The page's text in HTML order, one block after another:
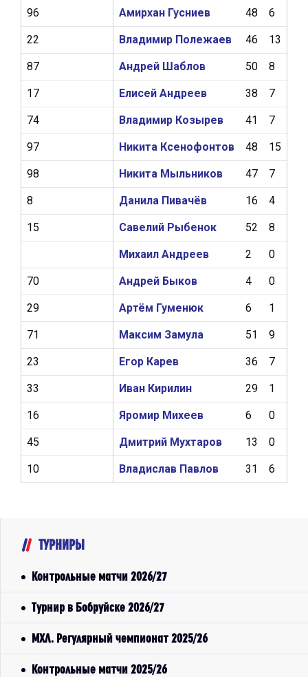
Амирхан Гусниев 48 6
Владимир Полежаев 46 13
Андрей Шаблов 50 8
Елисей Андреев 38 7
Владимир Козырев 41 7
Никита Ксенофонтов 48 15
Никита Мыльников 47 7
Данила Пивачёв 16 4
Савелий Рыбенок 52 8
Михаил Андреев 2 0
Андрей Быков 4 0
Артём Гуменюк 6 1
Максим Замула 51 9
Егор Карев 36 7
Иван Кирилин 29 1
Яромир Михеев 6 0
Дмитрий Мухтаров 13 0
Владислав Павлов 31 6
96
22
87
17
74
97
98
8
15
70
29
71
23
33
16
45
10
ТУРНИРЫ
Контрольные матчи 2026/27
Турнир в Бобруйске 2026/27
МХЛ. Регулярный чемпионат 2025/26
Контрольные матчи 2025/26